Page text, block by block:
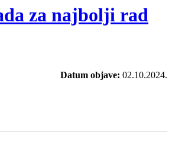
za najbolji rad
Datum objave: 02.10.2024.